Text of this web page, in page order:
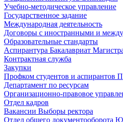
Учебно-методическое управление
Государственное задание
Международная деятельность
Договоры с иностранными и
Образовательные стандарты
Аспирантура Бакалавриат
Контрактная служба
Закупки
Профком студентов и аспирантов
Департамент по ресурсам
Организационно-правовое
Отдел кадров
Вакансии Выборы ректора
Отдел общего документооборота